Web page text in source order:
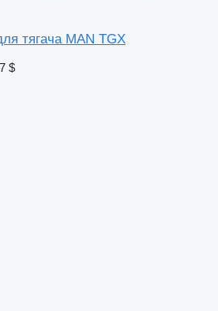
тягача MAN TGX
$